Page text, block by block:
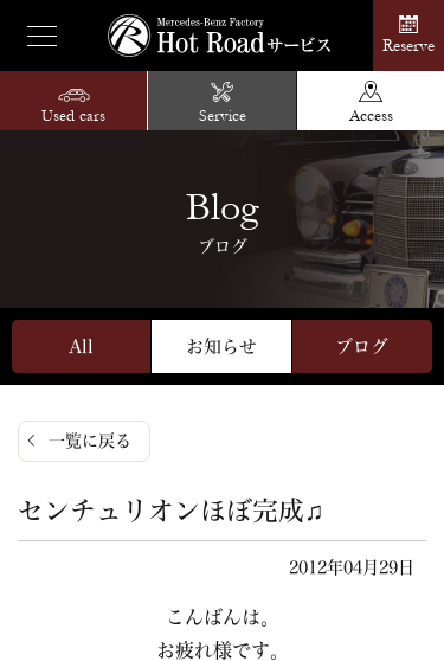
Reserve
Used cars Service Access
Blog
ブログ
All お知らせ ブログ
一覧に戻る
センチュリオンほぼ完成♫
2012年04月29日
こんばんは。
お疲れ様です。